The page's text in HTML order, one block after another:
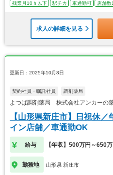
残業月10ｈ以下 駅チカ 車通勤可 店舗数
求人の詳細を見る
更新日：2025年10月8日
契約社員・嘱託社員 調剤薬局
よつば調剤薬局 株式会社アンカーの
【山形県新庄市】日祝休
イン店舗／車通勤OK
給与 【年収】500万円～650
勤務地 山形県 新庄市